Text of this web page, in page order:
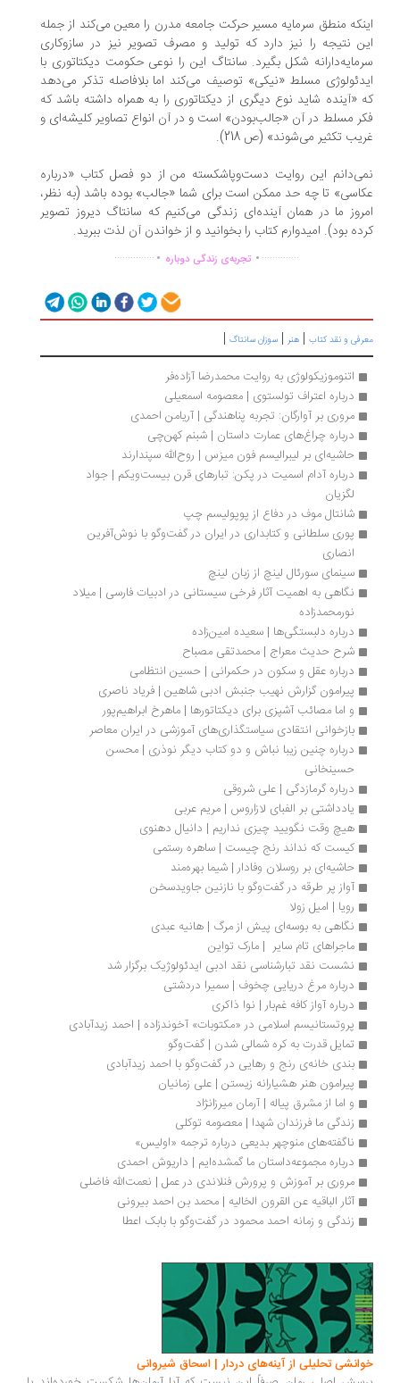
منطق سرمایه مسیر حرکت جامعه مدرن را معین می‌کند از جمله
نتیجه را نیز دارد که تولید و مصرف تصویر نیز در سازوکاری
شکل بگیرد. سانتاگ این را نوعی حکومت دیکتاتوری با
مسلط «نیکی» توصیف می‌کند اما بلافاصله تذکر می‌دهد
«آینده شاید نوع دیگری از دیکتاتوری را به همراه داشته باشد که
مسلط در آن «جالب‌بودن» است و در آن انواع تصاویر کلیشه‌ای و
تکثیر می‌شوند» (ص 218).
این روایت دست‌و‌پا‌شکسته من از دو فصل کتاب «درباره
تا چه حد ممکن است برای شما «جالب» بوده باشد (به نظر،
ما در همان آینده‌ای زندگی می‌کنیم که سانتاگ دیروز تصویر
بود). امیدوارم کتاب را بخوانید و از خواندن آن لذت ببرید.
................تجربه‌ی زندگی دوباره ...............
و نقد کتاب|هنر|سوزان سانتاگ|
اتنوموزیکولوژی به روایت محمدرضا آزاده‌فر
درباره اعتراف تولستوی | معصومه اسمعیلی
مروری بر آوارگان: تجربه پناهندگی | آریامن احمدی
درباره چراغ‌های عمارت داستان | شبنم کهن‌چی
حاشیه‌ای بر لیبرالیسم فون میزس | روح‌الله سپندارند
درباره آدام اسمیت در پکن: تبارهای قرن بیست‌ویکم | جواد
شانتال موف در دفاع از پوپولیسم چپ
پوری سلطانی و کتابداری در ایران در گفت‌وگو با نوش‌آفرین
سینمای سورئال‌ لینچ از زبان لینچ
نگاهی به اهمیت آثار فرخی سیستانی در ادبیات فارسی | میلاد
نورمحمدزاده
درباره دلبستگی‌ها | سعیده امین‌زاده
شرح حدیث معراج | محمدتقی مصباح
درباره عقل و سکون در حکمرانی | حسین انتظامی
پیرامون گزارش نهیب جنبش ادبی شاهین | فریاد ناصری
و اما مصائب آشپزی برای دیکتاتورها | ماهرخ ابراهیم‌پور
بازخوانی انتقادی سیاستگذاری‌های آموزشی در ایران معاصر
درباره چنین زیبا نباش و دو کتاب دیگر نوذری | محسن
حسینخانی
درباره گرمازدگی | علی شروقی
یادداشتی بر الفبای لازاروس | مریم عربی
هیچ وقت نگویید چیزی نداریم | دانیال دهنوی
کیست که نداند رنج چیست | ساهره رستمی
حاشیه‌ای بر روسلان وفادار | شيما بهره‌مند
آواز پر طرقه در گفت‌وگو با نازنین جاویدسخن
رویا | امیل زولا
نگاهی به بوسه‌ای پیش از مرگ | هانیه عبدی
ماجراهای تام سایر  | مارک تواین
نشست نقد تبارشناسی نقد ادبی ایدئولوژیک برگزار شد
درباره مرغ دریایی چخوف | سمیرا دردشتی
درباره آواز کافه غم‌بار | نوا ذاکری
پروتستانیسم اسلامی در «مکتوبات» آخوندزاده | احمد زیدآبادی
تمایل قدرت به کره شمالی شدن | گفت‌وگو
بندی خانه‌ی رنج و رهایی در گفت‌وگو با احمد زیدآبادی
پیرامون هنر هشیارانه زیستن | علی زمانیان
و اما از مشرق پیاله | آرمان میرزانژاد
زندگی ما فرزندان شهدا | معصومه توکلی
ناگفته‌های منوچهر بدیعی درباره ترجمه «اولیس»
درباره مجموعه‌داستان ما گمشده‌ایم | داریوش احمدی
مروری بر آموزش و پرورش فنلاندی در عمل | نعمت‌الله فاضلی
آثار الباقیه عن القرون الخالیه | محمد بن احمد بیرونی
زندگی و زمانه احمد محمود در گفت‌وگو با بابک اعطا
تحلیلی از آینه‌های دردار | اسحاق شیروانی